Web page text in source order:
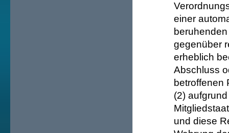
einer
gegenüber
erheblich
Abschluss
betroffenen
(2)
und diese